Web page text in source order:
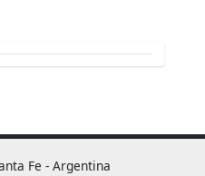
Fe - Argentina